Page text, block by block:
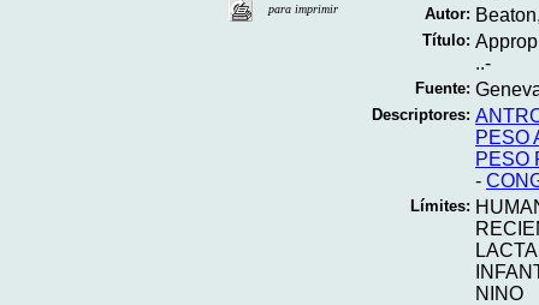
para imprimir
Autor:
Título:
..-
Fuente:
Descriptores:
PESO
PESO
-
Límites:
NINO